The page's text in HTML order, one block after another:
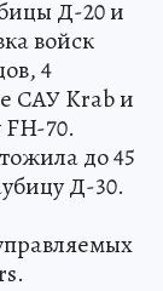
Д-20 и
войск
4
САУ Krab и
70.
до 45
Д-30.